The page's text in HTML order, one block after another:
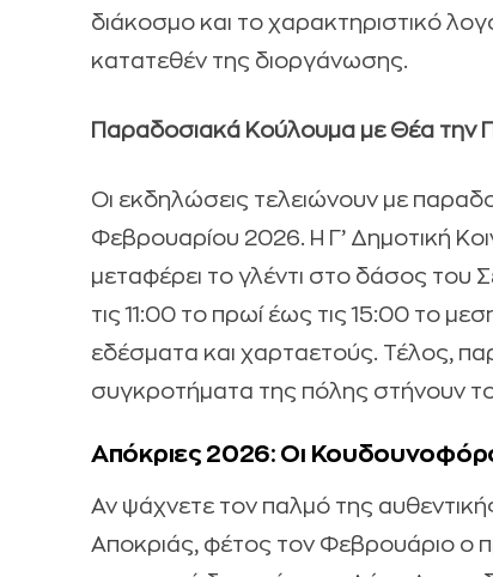
διάκοσμο και το χαρακτηριστικό
κατατεθέν της διοργάνωσης.
Παραδοσιακά Κούλουμα με Θέα την
Οι εκδηλώσεις τελειώνουν με
Φεβρουαρίου 2026. Η Γ’ Δημοτική
μεταφέρει το γλέντι στο δάσος του
τις 11:00 το πρωί έως τις 15:00 το
εδέσματα και χαρταετούς. Τέλος,
συγκροτήματα της πόλης στήνουν
Απόκριες 2026: Οι
Αν ψάχνετε τον παλμό της
Αποκριάς, φέτος τον Φεβρουάριο ο